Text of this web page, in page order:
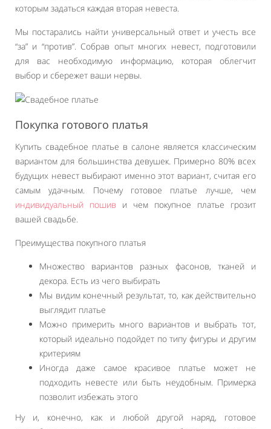
которым задаться каждая вторая невеста.
Мы постарались найти универсальный ответ и учесть все
“за” и “против”. Собрав опыт многих невест, подготовили
для вас необходимую информацию, которая облегчит
выбор и сбережет ваши нервы.
Покупка готового платья
Купить свадебное платье в салоне является классическим
вариантом для большинства девушек. Примерно 80% всех
будущих невест выбирают именно этот вариант, считая его
самым удачным. Почему готовое платье лучше, чем
индивидуальный пошив и чем покупное платье грозит
вашей свадьбе.
Преимущества покупного платья
Множество вариантов разных фасонов, тканей и
декора. Есть из чего выбирать
Мы видим конечный результат, то, как действительно
выглядит платье
Можно примерить много вариантов и выбрать тот,
который идеально подойдет по типу фигуры и другим
критериям
Иногда даже самое красивое платье может не
подходить невесте или быть неудобным. Примерка
позволит избежать этого
Ну и, конечно, как и любой другой наряд, готовое